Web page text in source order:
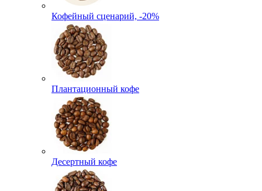
Кофейный сценарий, -20%
Плантационный кофе
Десертный кофе